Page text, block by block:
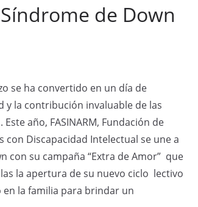
de Down
se ha convertido en un día de
y la contribución invaluable de las
año, FASINARM, Fundación de
con Discapacidad Intelectual se une a
con su campaña “Extra de Amor” que
la apertura de su nuevo ciclo lectivo
la familia para brindar un